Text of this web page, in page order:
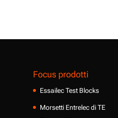
Focus prodotti
Essailec Test Blocks
Morsetti Entrelec di TE